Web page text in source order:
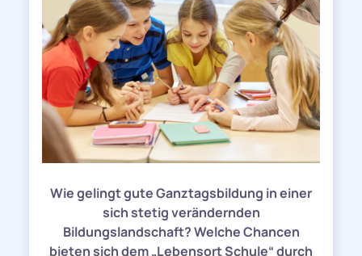
Wie gelingt gute Ganztagsbildung in einer
sich stetig verändernden
Bildungslandschaft? Welche Chancen
bieten sich dem „Lebensort Schule“ durch